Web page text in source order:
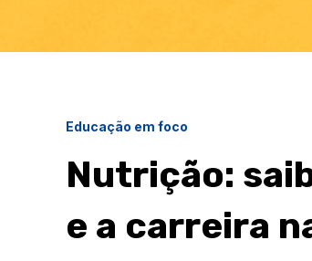
Educação em foco
Nutrição:
e a carreira